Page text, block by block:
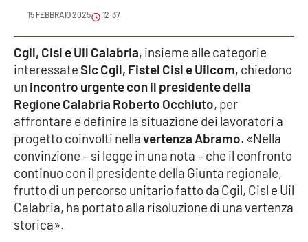
VIDEO
Ambiente
Cronaca
Cultura
Economia e Lavoro
15 FEBBRAIO 2025 12:37
Cgil, Cisl e Uil Calabria, insieme alle categorie
interessateSlc Cgil, Fistel Cisl e Uilcom, chiedono
un incontro urgente con il presidente della
Regione Calabria Roberto Occhiuto, per
affrontare e definire la situazione dei lavoratori a
progetto coinvolti nellavertenza Abramo. «Nella
convinzione – si legge in una nota – che il confronto
continuo con il presidente della Giunta regionale,
frutto di un percorso unitario fatto da Cgil, Cisl e Uil
Calabria, ha portato alla risoluzione di una vertenza
storica».